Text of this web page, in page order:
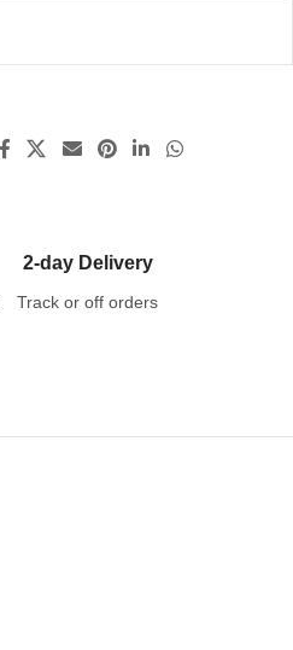
2-day Delivery
Track or off orders